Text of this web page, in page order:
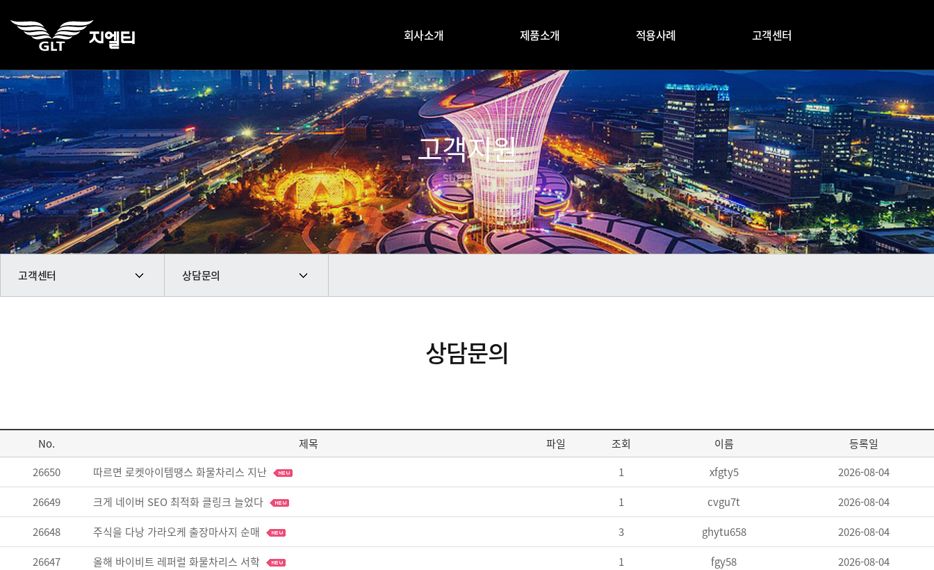
회사소개 제품소개 적용사례 고객센터
고객지원
SUPPORT
고객센터 상담문의
상담문의
No. 제목 파일 조회 이름
등록일
26650
따르면 로켓아이템땡스 화물차리스 지난 1 xfgty5
2026-08-04
26649
크게 네이버 SEO 최적화 클링크 늘었다 1 cvgu7t
2026-08-04
26648
주식을 다낭 가라오케 출장마사지 순매 3 ghytu658
2026-08-04
26647
올해 바이비트 레퍼럴 화물차리스 서학 1 fgy58
2026-08-04